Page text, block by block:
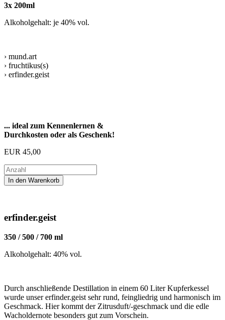
3x 200ml
Alkoholgehalt: je 40% vol.
› mund.art
› fruchtikus(s)
› erfinder.geist
... ideal zum Kennenlernen &
Durchkosten oder als Geschenk!
EUR 45,00
erfinder.geist
350 / 500 / 700 ml
Alkoholgehalt: 40% vol.
Durch anschließende Destillation in einem 60 Liter Kupferkessel
wurde unser erfinder.geist sehr rund, feingliedrig und harmonisch im
Geschmack. Hier kommt der Zitrusduft/-geschmack und die edle
Wacholdernote besonders gut zum Vorschein.